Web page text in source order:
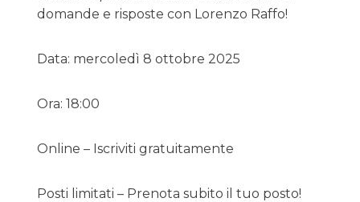
domande e risposte con Lorenzo Raffo!
Data: mercoledì 8 ottobre 2025
Ora: 18:00
Online – Iscriviti gratuitamente
Posti limitati – Prenota subito il tuo posto!